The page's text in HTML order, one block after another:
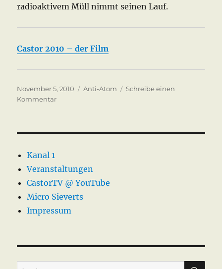
radioaktivem Müll nimmt seinen Lauf.
Castor 2010 – der Film
Veröffentlicht
am
November 5, 2010 Kategorien
Anti-Atom
Schreibe einen
Kommentarzu
Kanal 1
Veranstaltungen
CastorTV @ YouTube
Micro Sieverts
Impressum